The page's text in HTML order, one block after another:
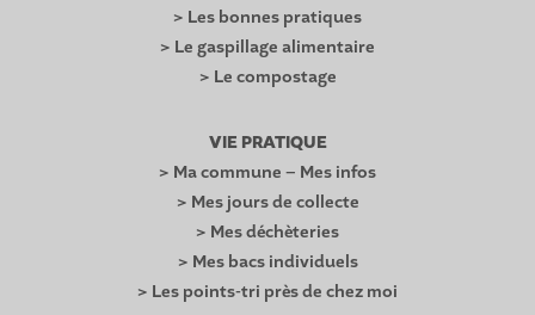
> Les bonnes pratiques
> Le gaspillage alimentaire
> Le compostage
VIE PRATIQUE
> Ma commune – Mes infos
> Mes jours de collecte
> Mes déchèteries
> Mes bacs individuels
> Les points-tri près de chez moi